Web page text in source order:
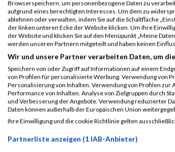
7934
Marlies
7936
Katja Moser
Rang: 146.
Kontaktformular / Fragen
zur Zeitmessung
Tobias Schäf
Browserspeichern, um personenbezogene Daten zu
aufgrund eines berechtigten Interesses. Um dem zu
ablehnen oder verwalten, indem Sie auf die Schaltfläche
der linken unteren Ecke der Website klicken. Um Ihre
der Website und klicken Sie auf den Menüpunkt „Meine
werden unseren Partnern mitgeteilt und haben keinen
Wir und unsere Partner verarbeiten Daten, um
Speichern von oder Zugriff auf Informationen auf einem
von Profilen für personalisierte Werbung. Verwendung von
Personalisierung von Inhalten. Verwendung von Profilen
Performance von Inhalten. Analyse von Zielgruppen durch
und Verbesserung der Angebote. Verwendung reduzierter
Daten können außerhalb der Europäischen Union
Ihre Einwilligung und die cookie Richtlinie gelten
Partnerliste anzeigen (1 IAB-Anbieter)